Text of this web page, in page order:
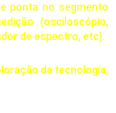
ponta no segmento
(osciloscópio,
de espectro, etc).
da tecnologia,